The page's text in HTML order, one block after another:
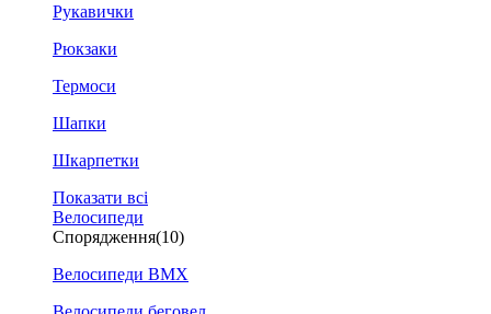
Рукавички
Рюкзаки
Термоси
Шапки
Шкарпетки
Показати всі
Велосипеди
Спорядження(10)
Велосипеди BMX